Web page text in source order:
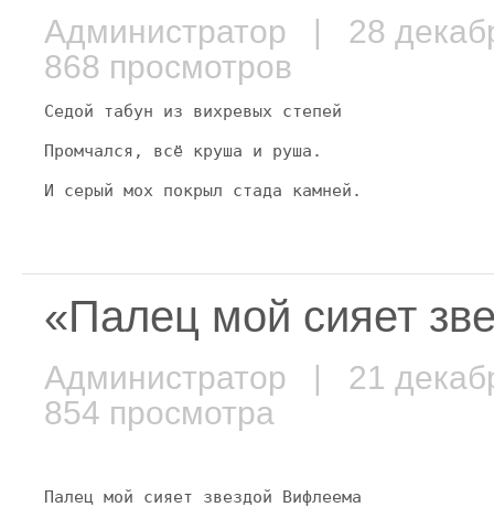
Администратор | 28
868 просмотров
Седой табун из вихревых степей
Промчался, всё круша и руша.
И серый мох покрыл стада камней.
«Палец мой сияет
Администратор | 21
854 просмотра
Палец мой сияет звездой Вифлеема